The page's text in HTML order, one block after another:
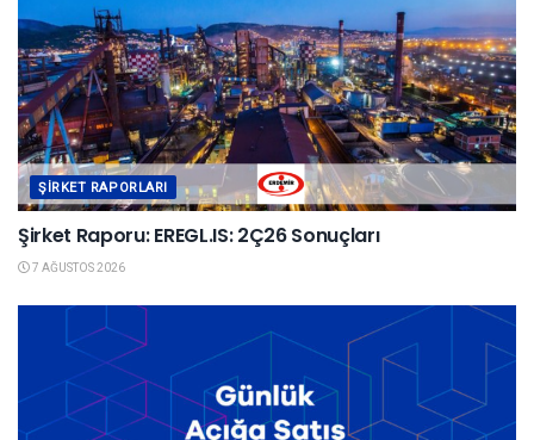
ŞIRKET RAPORLARI
Şirket Raporu: EREGL.IS: 2Ç26 Sonuçları
7 AĞUSTOS 2026